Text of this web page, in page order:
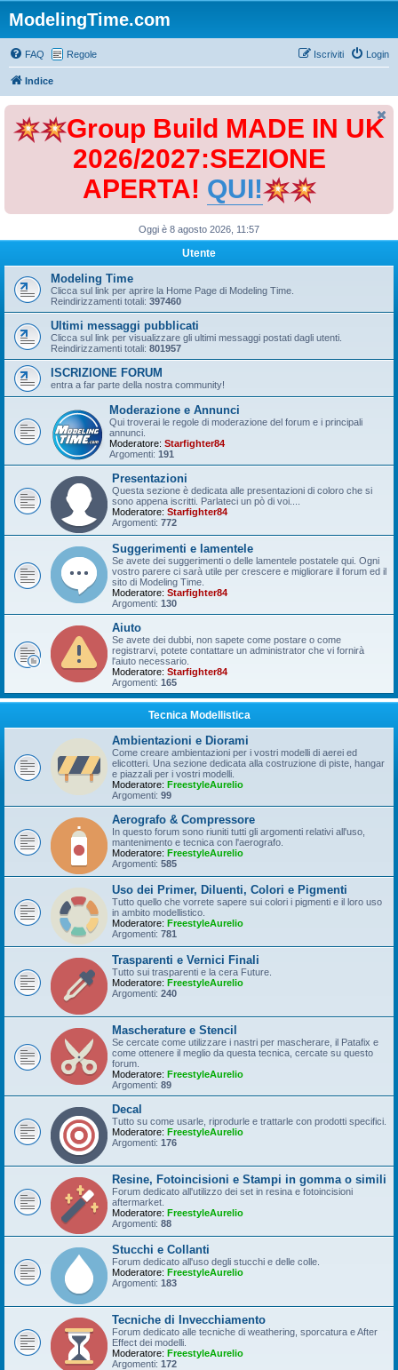
ModelingTime.com
FAQ Regole Login
Iscriviti
Indice
Group Build MADE IN UK
2026/2027:SEZIONE
APERTA! QUI!
Oggi è 8 agosto 2026, 11:57
Utente
Modeling Time
Clicca sul link per aprire la Home Page di Modeling Time.
Reindirizzamenti totali: 397460
Ultimi messaggi pubblicati
Clicca sul link per visualizzare gli ultimi messaggi postati dagli utenti.
Reindirizzamenti totali: 801957
ISCRIZIONE FORUM
entra a far parte della nostra community!
Moderazione e Annunci
Qui troverai le regole di moderazione del forum e i principali
annunci.
Moderatore: Starfighter84
Argomenti: 191
Presentazioni
Questa sezione è dedicata alle presentazioni di coloro che si
sono appena iscritti. Parlateci un pò di voi....
Moderatore: Starfighter84
Argomenti: 772
Suggerimenti e lamentele
Se avete dei suggerimenti o delle lamentele postatele qui. Ogni
vostro parere ci sarà utile per crescere e migliorare il forum ed il
sito di Modeling Time.
Moderatore: Starfighter84
Argomenti: 130
Aiuto
Se avete dei dubbi, non sapete come postare o come
registrarvi, potete contattare un administrator che vi fornirà
l'aiuto necessario.
Moderatore: Starfighter84
Argomenti: 165
Tecnica Modellistica
Ambientazioni e Diorami
Come creare ambientazioni per i vostri modelli di aerei ed
elicotteri. Una sezione dedicata alla costruzione di piste, hangar
e piazzali per i vostri modelli.
Moderatore: FreestyleAurelio
Argomenti: 99
Aerografo & Compressore
In questo forum sono riuniti tutti gli argomenti relativi all'uso,
mantenimento e tecnica con l'aerografo.
Moderatore: FreestyleAurelio
Argomenti: 585
Uso dei Primer, Diluenti, Colori e Pigmenti
Tutto quello che vorrete sapere sui colori i pigmenti e il loro uso
in ambito modellistico.
Moderatore: FreestyleAurelio
Argomenti: 781
Trasparenti e Vernici Finali
Tutto sui trasparenti e la cera Future.
Moderatore: FreestyleAurelio
Argomenti: 240
Mascherature e Stencil
Se cercate come utilizzare i nastri per mascherare, il Patafix e
come ottenere il meglio da questa tecnica, cercate su questo
forum.
Moderatore: FreestyleAurelio
Argomenti: 89
Decal
Tutto su come usarle, riprodurle e trattarle con prodotti specifici.
Moderatore: FreestyleAurelio
Argomenti: 176
Resine, Fotoincisioni e Stampi in gomma o simili
Forum dedicato all'utilizzo dei set in resina e fotoincisioni
aftermarket.
Moderatore: FreestyleAurelio
Argomenti: 88
Stucchi e Collanti
Forum dedicato all'uso degli stucchi e delle colle.
Moderatore: FreestyleAurelio
Argomenti: 183
Tecniche di Invecchiamento
Forum dedicato alle tecniche di weathering, sporcatura e After
Effect dei modelli.
Moderatore: FreestyleAurelio
Argomenti: 172